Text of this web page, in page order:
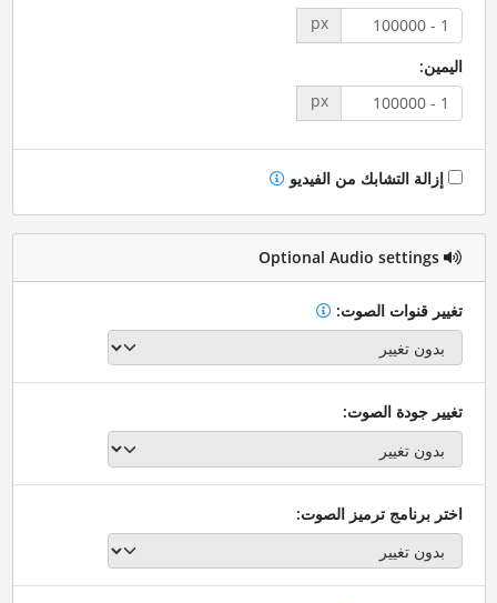
px
اليمين:
px
إزالة التشابك من الفيديو
Optional Audio settings
تغيير قنوات الصوت:
تغيير جودة الصوت:
اختر برنامج ترميز الصوت: